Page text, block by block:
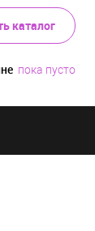
каталог
пока пусто